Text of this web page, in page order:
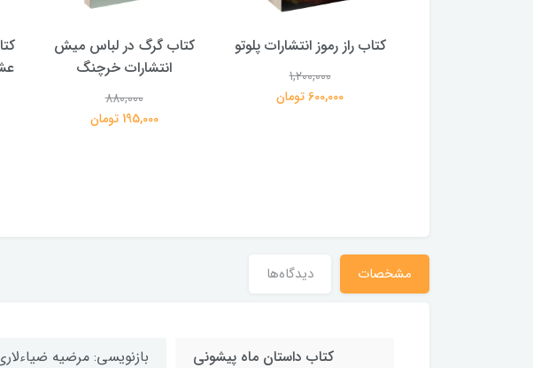
کتاب راز رموز انتشارات پلوتو
1,200,000
600,000 تومان
کتاب گرگ در لباس میش
انتشارات خرچنگ
880,000
195,000 تومان
مشخصات دیدگاه‌ها
کتاب داستان ماه پیشونی بازنویسی: مرضیه